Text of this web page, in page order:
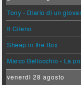
Tony - Diario di un
Il Cileno
Sheep in the Box
Marco Bellocchio - La
venerdì 28 agosto